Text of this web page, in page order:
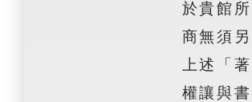
於貴館
商無須
上述「
權讓與